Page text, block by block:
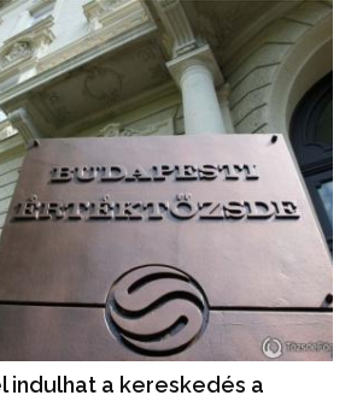
indulhat a kereskedés a